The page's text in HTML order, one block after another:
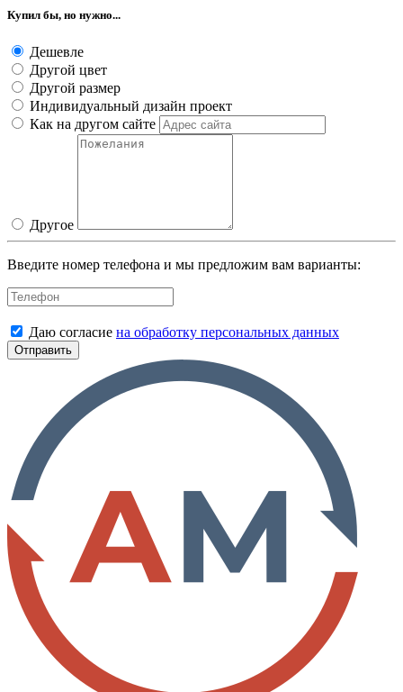
Купил бы, но нужно...
Дешевле
Другой цвет
Другой размер
Индивидуальный дизайн проект
Как на другом сайте
Другое
Введите номер телефона и мы предложим вам варианты:
Даю согласие на обработку персональных данных
Отправить